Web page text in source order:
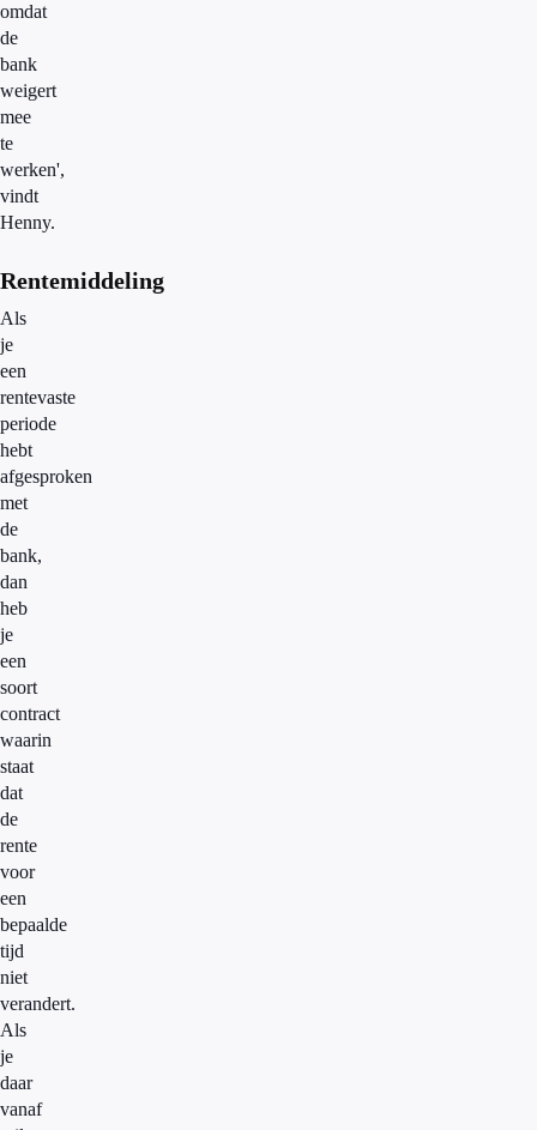
omdat
de
bank
weigert
mee
te
werken',
vindt
Henny.
Rentemiddeling
Als
je
een
rentevaste
periode
hebt
afgesproken
met
de
bank,
dan
heb
je
een
soort
contract
waarin
staat
dat
de
rente
voor
een
bepaalde
tijd
niet
verandert.
Als
je
daar
vanaf